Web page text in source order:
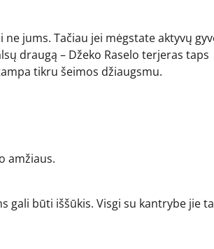
jums. Tačiau jei mėgstate aktyvų
draugą – Džeko Raselo terjeras taps
tikru šeimos džiaugsmu.
amžiaus.
gali būti iššūkis. Visgi su kantrybe jie